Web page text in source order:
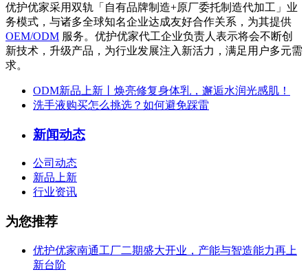
优护优家采用双轨「自有品牌制造+原厂委托制造代加工」业
务模式，与诸多全球知名企业达成友好合作关系，为其提供
OEM/ODM 服务。优护优家代工企业负责人表示将会不断创
新技术，升级产品，为行业发展注入新活力，满足用户多元需
求。
ODM新品上新丨焕亮修复身体乳，邂逅水润光感肌！
洗手液购买怎么挑选？如何避免踩雷
新闻动态
公司动态
新品上新
行业资讯
为您推荐
优护优家南通工厂二期盛大开业，产能与智造能力再上
新台阶